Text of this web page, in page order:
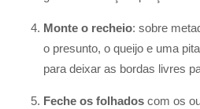
Monte o recheio: sobre
o presunto, o queijo e uma
para deixar as bordas livres
Feche os folhados com os